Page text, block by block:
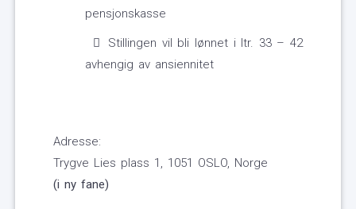
pensjonskasse
Stillingen vil bli lønnet i ltr. 33 – 42
avhengig av ansiennitet
Adresse:
Trygve Lies plass 1, 1051 OSLO, Norge
(i ny fane)